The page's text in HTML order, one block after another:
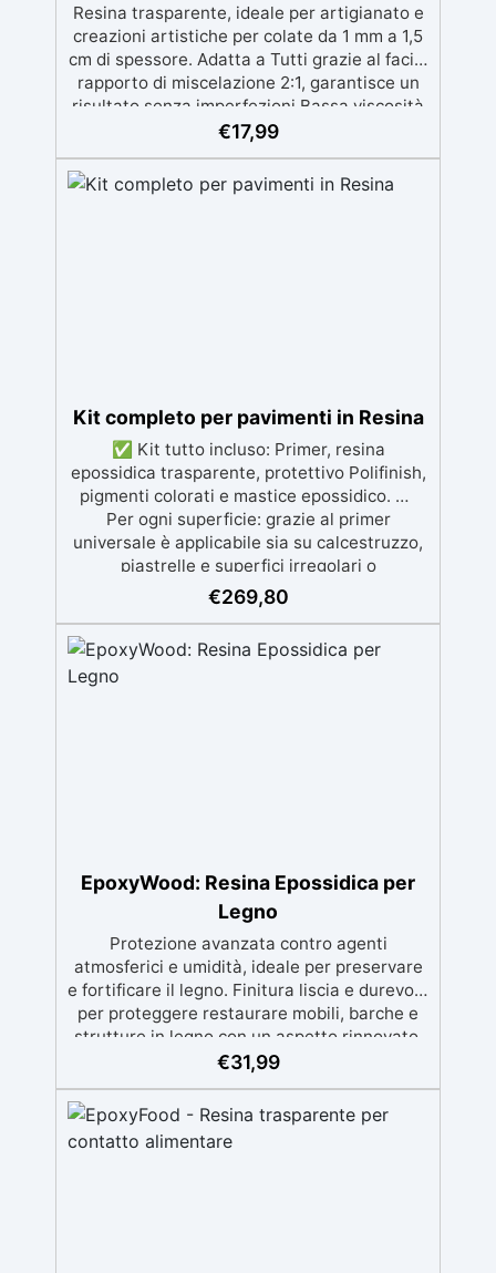
Resina trasparente, ideale per artigianato e
creazioni artistiche per colate da 1 mm a 1,5
cm di spessore. Adatta a Tutti grazie al facile
rapporto di miscelazione 2:1, garantisce un
risultato senza imperfezioni Bassa viscosità
per colate senza bolle, compatibile con
materiali. Certificata post-catalisi atossica e
sicura per il contatto con la pelle, Bpa Free e
€17,99
Kit completo per pavimenti in Resina
✅ Kit tutto incluso: Primer, resina
epossidica trasparente, protettivo Polifinish,
pigmenti colorati e mastice epossidico. ✅
Per ogni superficie: grazie al primer
universale è applicabile sia su calcestruzzo,
piastrelle e superfici irregolari o
danneggiate. ✅ Facile da applicare: Video
Guida completa inclusa, 3 semplici passaggi,
finitura protettiva antigraffio. ✅ Risultati
professionali: Sistema autolivellante,
€269,80
EpoxyWood: Resina Epossidica per
Legno
Protezione avanzata contro agenti
atmosferici e umidità, ideale per preservare
e fortificare il legno. Finitura liscia e durevole
per proteggere restaurare mobili, barche e
strutture in legno con un aspetto rinnovato.
Stabilizzazione del legno senza bolle d’aria,
nel tempo. Elevata resistenza chimica e
meccanica, facilmente colorabile per progetti
creativi e robusti. Adatta a diverse superfici,
€31,99